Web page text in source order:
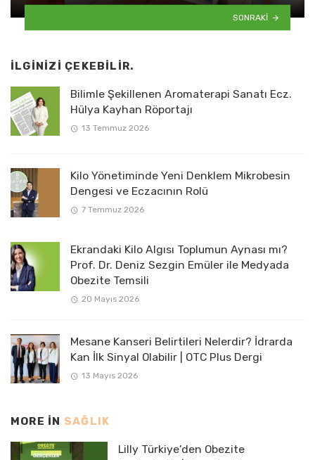
SONRAKI
İLGINIZI ÇEKEBILIR.
Bilimle Şekillenen Aromaterapi Sanatı Ecz.
Hülya Kayhan Röportajı
13 Temmuz 2026
Kilo Yönetiminde Yeni Denklem Mikrobesin
Dengesi ve Eczacının Rolü
7 Temmuz 2026
Ekrandaki Kilo Algısı Toplumun Aynası mı?
Prof. Dr. Deniz Sezgin Emüler ile Medyada
Obezite Temsili
20 Mayıs 2026
Mesane Kanseri Belirtileri Nelerdir? İdrarda
Kan İlk Sinyal Olabilir | OTC Plus Dergi
13 Mayıs 2026
MORE IN SAĞLIK
Lilly Türkiye’den Obezite